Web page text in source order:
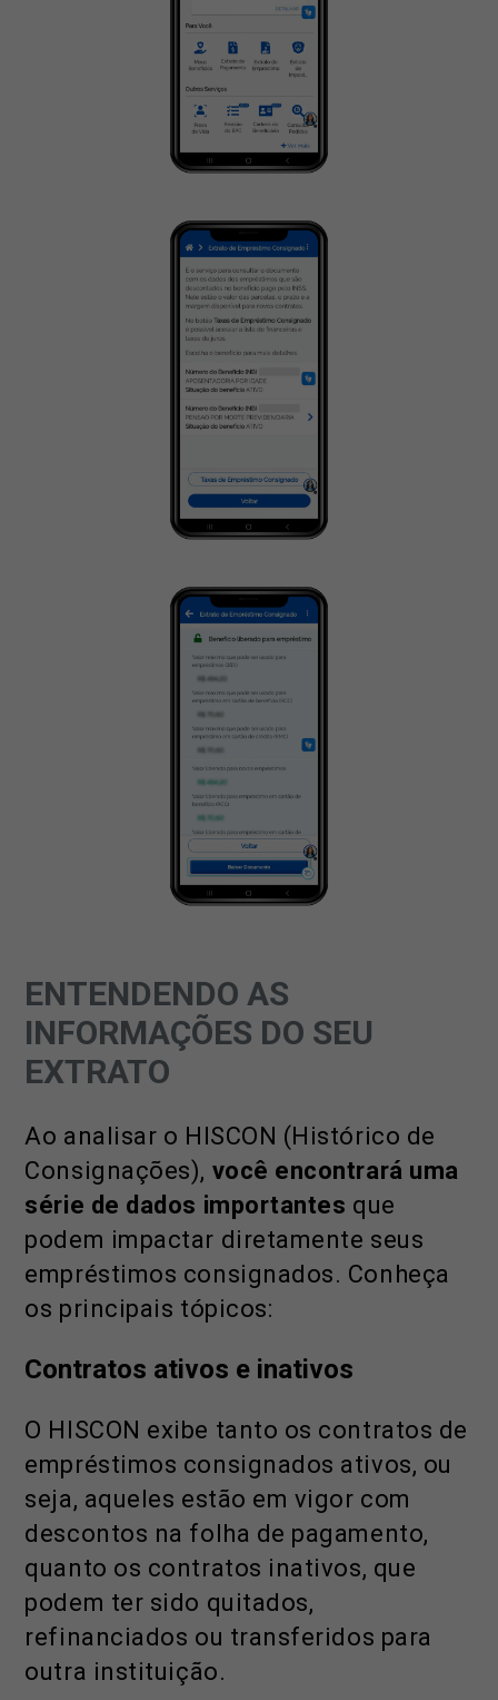
ENTENDENDO AS
INFORMAÇÕES DO SEU
EXTRATO
Ao analisar o HISCON (Histórico de
Consignações), você encontrará uma
série de dados importantes que
podem impactar diretamente seus
empréstimos consignados. Conheça
os principais tópicos:
Contratos ativos e inativos
O HISCON exibe tanto os contratos de
empréstimos consignados ativos, ou
seja, aqueles estão em vigor com
descontos na folha de pagamento,
quanto os contratos inativos, que
podem ter sido quitados,
refinanciados ou transferidos para
outra instituição.